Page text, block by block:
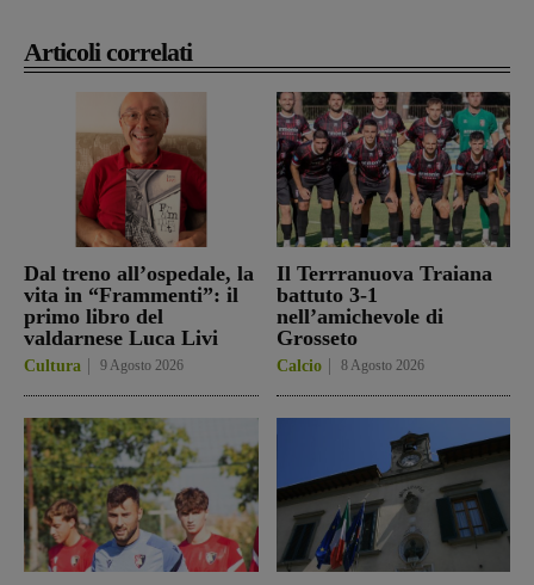
Articoli correlati
Dal treno all’ospedale, la
vita in “Frammenti”: il
primo libro del
valdarnese Luca Livi
Cultura 9 Agosto 2026
Il Terrranuova Traiana
battuto 3-1
nell’amichevole di
Grosseto
Calcio 8 Agosto 2026